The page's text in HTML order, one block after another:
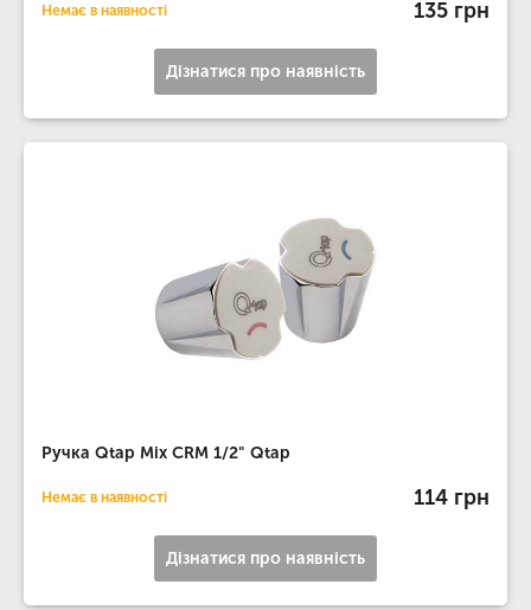
Немає в наявності 135 грн
Дізнатися про наявність
Ручка Qtap Mix CRM 1/2" Qtap
Немає в наявності 114 грн
Дізнатися про наявність